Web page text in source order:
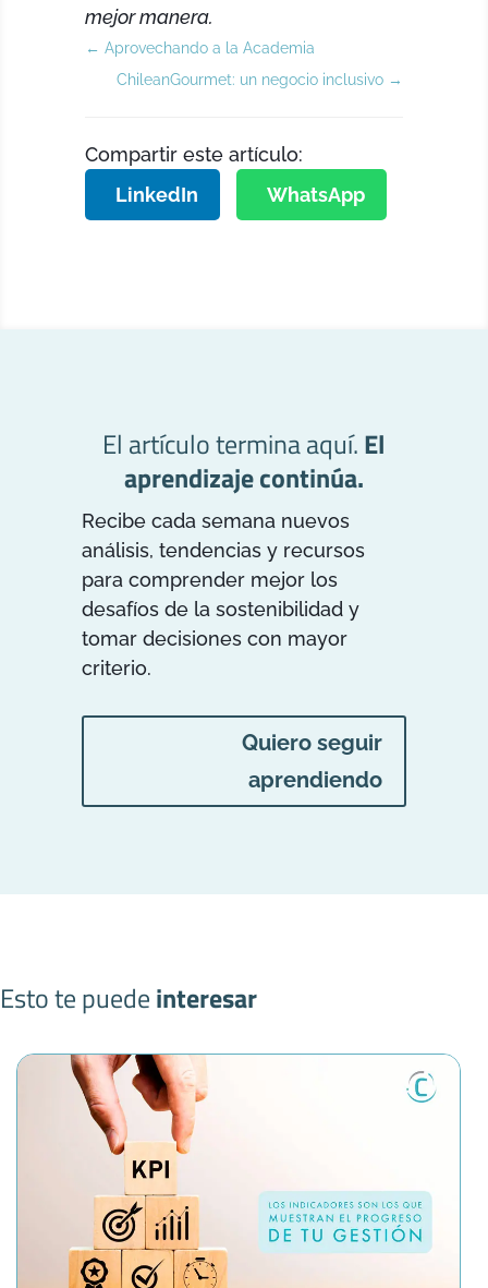
mejor manera.
←Aprovechando a la Academia
ChileanGourmet: un negocio inclusivo→
Compartir este artículo:
LinkedIn
WhatsApp
El artículo termina aquí.El
aprendizaje continúa.
Recibe cada semana nuevos
análisis, tendencias y recursos
para comprender mejor los
desafíos de la sostenibilidad y
tomar decisiones con mayor
criterio.
Quiero seguir
aprendiendo
Esto te puedeinteresar